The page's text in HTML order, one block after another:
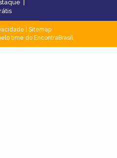
Sitemap
time do EncontraBrasil